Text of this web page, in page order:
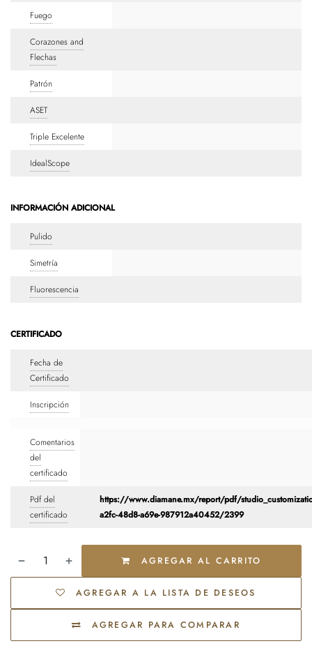
Fuego
Corazones and
Flechas
Patrón
ASET
Triple Excelente
IdealScope
INFORMACIÓN ADICIONAL
Pulido
Simetría
Fluorescencia
CERTIFICADO
Fecha de
Certificado
Inscripción
Comentarios
del
certificado
Pdf del
certificado
https://www.diamane.mx/report/pdf/
a2fc-48d8-a69e-987912a40452/2399
AGREGAR AL CARRITO
AGREGAR PARA COMPARAR
AGREGAR A LA LISTA DE DESEOS